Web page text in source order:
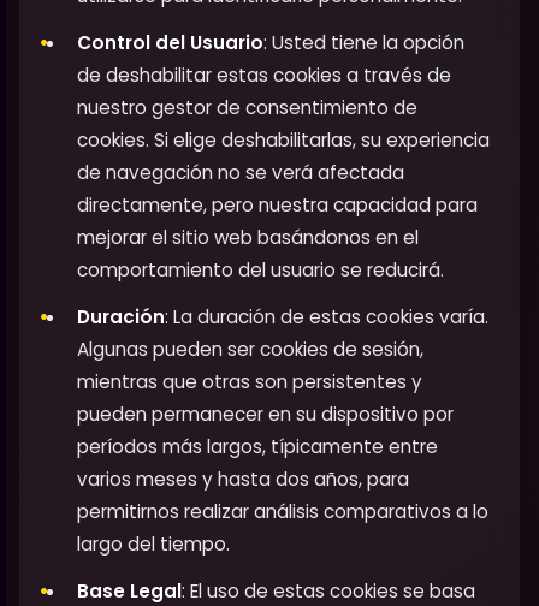
Control del Usuario: Usted tiene la opción
de deshabilitar estas cookies a través de
nuestro gestor de consentimiento de
cookies. Si elige deshabilitarlas, su experiencia
de navegación no se verá afectada
directamente, pero nuestra capacidad para
mejorar el sitio web basándonos en el
comportamiento del usuario se reducirá.
Duración: La duración de estas cookies varía.
Algunas pueden ser cookies de sesión,
mientras que otras son persistentes y
pueden permanecer en su dispositivo por
períodos más largos, típicamente entre
varios meses y hasta dos años, para
permitirnos realizar análisis comparativos a lo
largo del tiempo.
Base Legal: El uso de estas cookies se basa